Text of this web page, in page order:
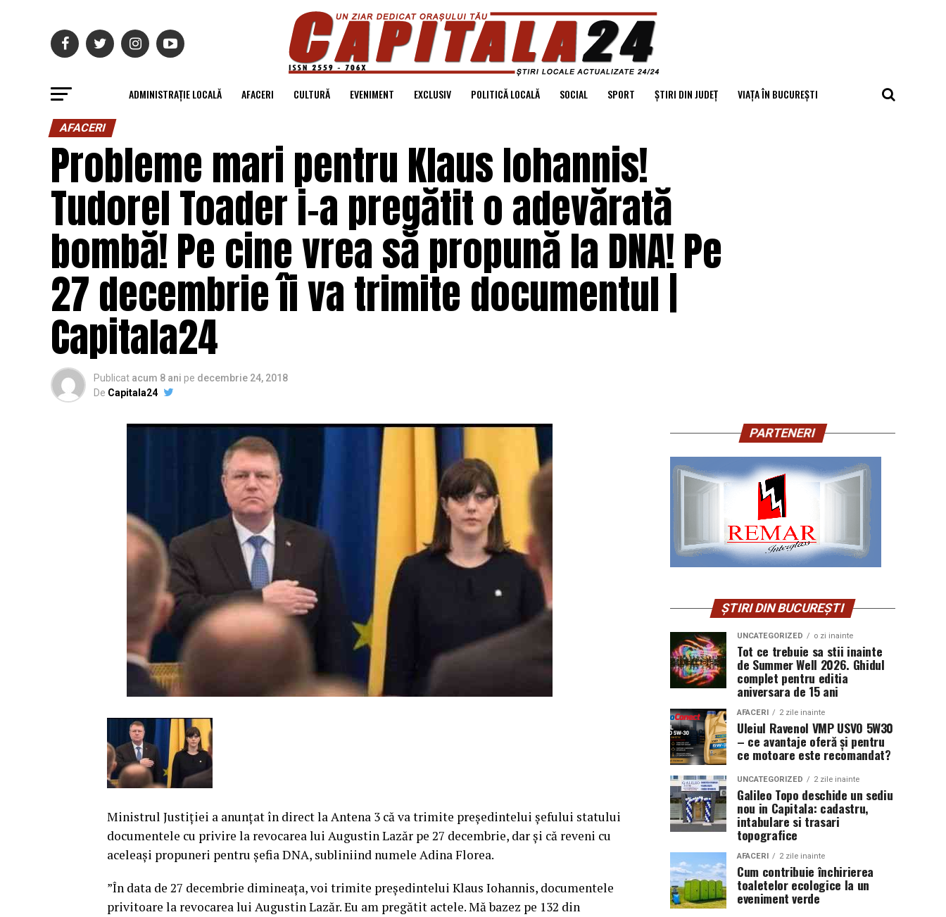
ADMINISTRAȚIE LOCALĂ AFACERI CULTURĂ EVENIMENT EXCLUSIV POLITICĂ LOCALĂ SOCIAL SPORT ȘTIRI DIN JUDEȚ VIAȚA ÎN BUCUREȘTI
AFACERI
Probleme mari pentru Klaus Iohannis!
Tudorel Toader i-a pregătit o adevărată
bombă! Pe cine vrea să propună la DNA! Pe
27 decembrie îi va trimite documentul |
Capitala24
Publicat acum 8 ani pe decembrie 24, 2018
De Capitala24
Ministrul Justiţiei a anunţat în direct la Antena 3 că va trimite preşedintelui şefului statului
documentele cu privire la revocarea lui Augustin Lazăr pe 27 decembrie, dar şi că reveni cu
aceleaşi propuneri pentru şefia DNA, subliniind numele Adina Florea.
”În data de 27 decembrie dimineaţa, voi trimite preşedintelui Klaus Iohannis, documentele
privitoare la revocarea lui Augustin Lazăr. Eu am pregătit actele. Mă bazez pe 132 din
PARTENERI
ȘTIRI DIN BUCUREȘTI
UNCATEGORIZED o zi inainte
Tot ce trebuie sa stii inainte
de Summer Well 2026. Ghidul
complet pentru editia
aniversara de 15 ani
AFACERI 2 zile inainte
Uleiul Ravenol VMP USVO 5W30
– ce avantaje oferă și pentru
ce motoare este recomandat?
UNCATEGORIZED 2 zile inainte
Galileo Topo deschide un sediu
nou in Capitala: cadastru,
intabulare si trasari
topografice
AFACERI 2 zile inainte
Cum contribuie închirierea
toaletelor ecologice la un
eveniment verde